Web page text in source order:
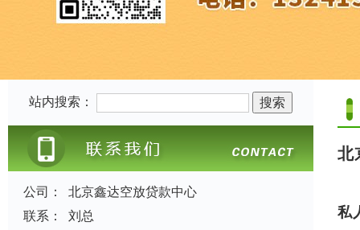
站内搜索：
公司：
北京鑫达空放贷款中心
联系：
刘总
北
私